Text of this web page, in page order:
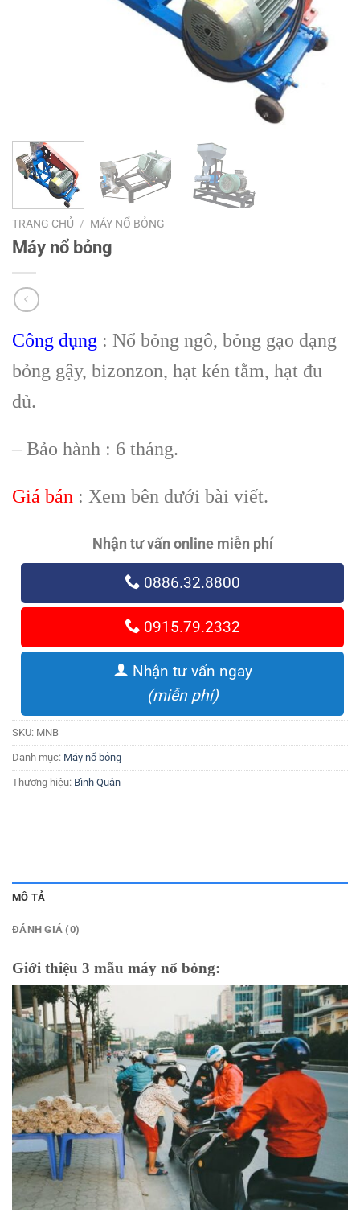
TRANG CHỦ / MÁY NỔ BỎNG
Máy nổ bỏng
Công dụng : Nổ bỏng ngô, bỏng gạo dạng
bỏng gậy, bizonzon, hạt kén tằm, hạt đu
đủ.
– Bảo hành : 6 tháng.
Giá bán : Xem bên dưới bài viết.
Nhận tư vấn online miễn phí
0886.32.8800
0915.79.2332
Nhận tư vấn ngay
(miễn phí)
SKU: MNB
Danh mục: Máy nổ bỏng
Thương hiệu: Bình Quân
MÔ TẢ
ĐÁNH GIÁ (0)
Giới thiệu 3 mẫu máy nổ bỏng: